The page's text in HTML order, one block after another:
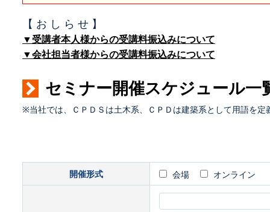
【 お し ら せ 】
▼受講者本人様からの受講料振込みについて
▼会社担当者様からの受講料振込みについて
セミナー開催スケジュール一
※当社では、ＣＰＤＳは土木系、ＣＰＤは建築系として用語を定
開催形式 会場 オンライン